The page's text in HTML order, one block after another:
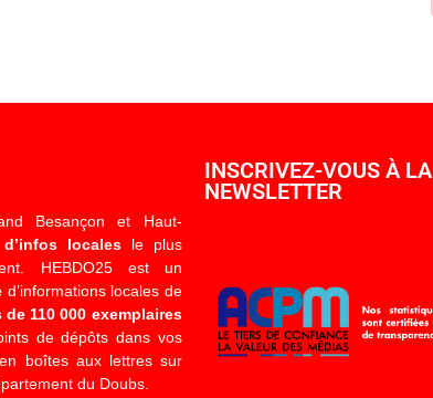
Besançon et Haut-
localesle plus
HEBDO25 est un
d’informations locales de
de 110 000 exemplaires
de dépôts dans vos
boîtes aux lettres sur
du Doubs.
INSCRIVEZ-VOUS À LA
NEWSLETTER